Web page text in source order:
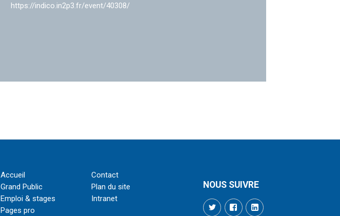
https://indico.in2p3.fr/event/40308/
Accueil
Grand Public
Emploi & stages
Pages pro
Contact
Plan du site
Intranet
NOUS SUIVRE
TwitterFacebookLinkedIn